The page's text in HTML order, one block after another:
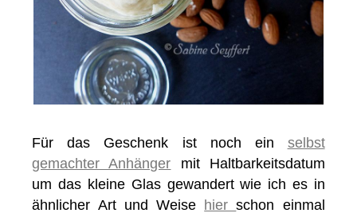
Für das Geschenk ist noch ein selbst
gemachter Anhänger mit Haltbarkeitsdatum
um das kleine Glas gewandert wie ich es in
ähnlicher Art und Weise hierschon einmal